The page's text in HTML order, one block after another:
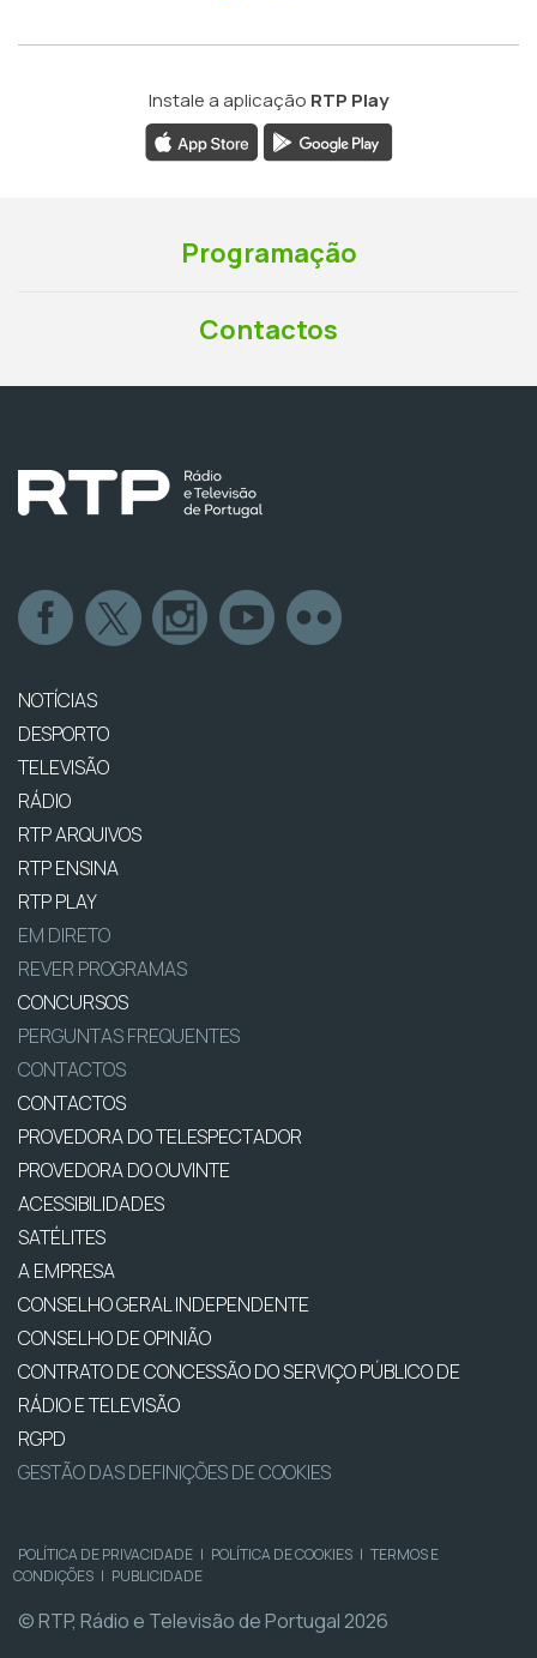
Instale a aplicação RTP Play
Programação
Contactos
NOTÍCIAS
DESPORTO
TELEVISÃO
RÁDIO
RTP ARQUIVOS
RTP ENSINA
RTP PLAY
EM DIRETO
REVER PROGRAMAS
CONCURSOS
PERGUNTAS FREQUENTES
CONTACTOS
CONTACTOS
PROVEDORA DO TELESPECTADOR
PROVEDORA DO OUVINTE
ACESSIBILIDADES
SATÉLITES
A EMPRESA
CONSELHO GERAL INDEPENDENTE
CONSELHO DE OPINIÃO
CONTRATO DE CONCESSÃO DO SERVIÇO PÚBLICO DE
RÁDIO E TELEVISÃO
RGPD
GESTÃO DAS DEFINIÇÕES DE COOKIES
POLÍTICA DE PRIVACIDADE | POLÍTICA DE COOKIES | TERMOS E
CONDIÇÕES | PUBLICIDADE
© RTP, Rádio e Televisão de Portugal 2026